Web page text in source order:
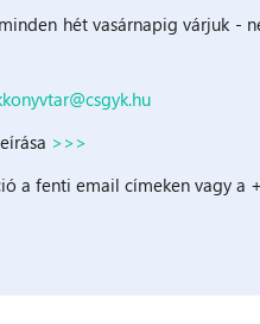
hét vasárnapig várjuk -
>>>
a fenti email címeken vagy a